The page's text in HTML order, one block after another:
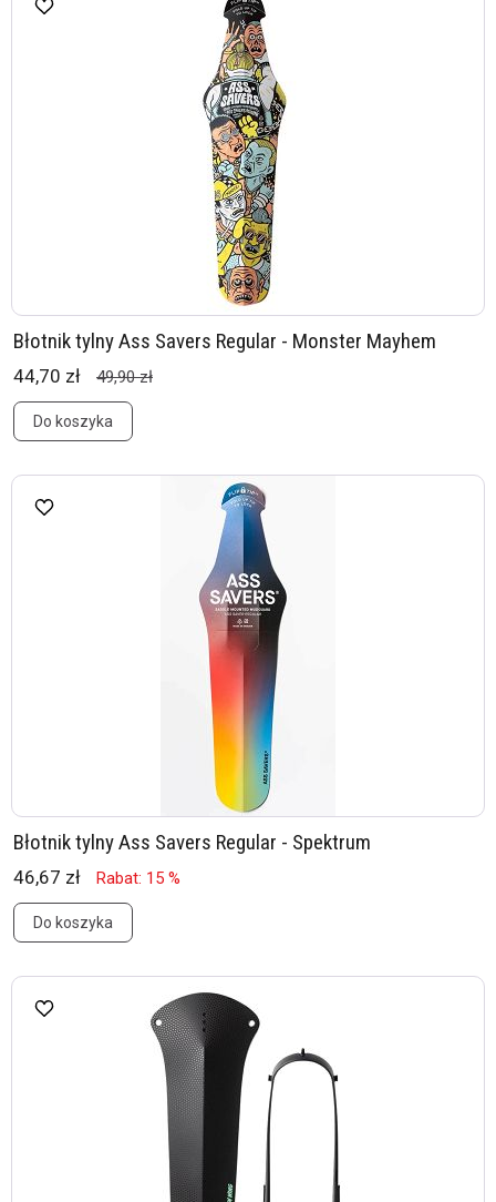
Błotnik tylny Ass Savers Regular - Monster Mayhem
44,70 zł 49,90 zł
Do koszyka
Błotnik tylny Ass Savers Regular - Spektrum
46,67 zł Rabat: 15 %
Do koszyka